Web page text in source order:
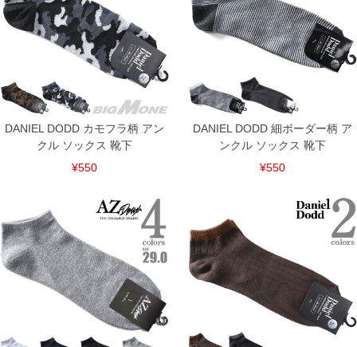
COLOR VARIATION
DANIEL DODD カモフラ柄 アン
クル ソックス 靴下
¥550
DANIEL DODD 細ボーダー柄 ア
ンクル ソックス 靴下
¥550